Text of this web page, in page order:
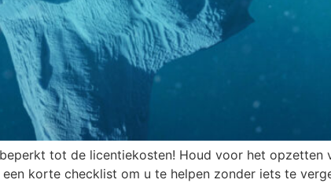
tot de licentiekosten! Houd voor het
korte checklist om u te helpen zonder iets te